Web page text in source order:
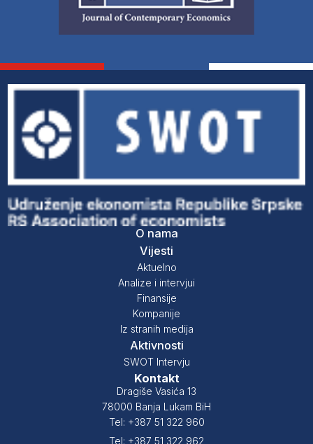
O nama
Vijesti
Aktuelno
Analize i intervjui
Finansije
Kompanije
Iz stranih medija
Aktivnosti
SWOT Intervju
Kontakt
Dragiše Vasića 13
78000 Banja Lukam BiH
Tel: +387 51 322 960
Tel: +387 51 322 962